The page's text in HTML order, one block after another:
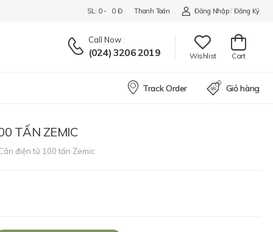
SL: 0 - 0 Đ Thanh Toán Đăng Nhập / Đăng Ký
Call Now:
(024) 3206 2019 Wishlist Cart
Track Order Giỏ hàng
TẤN ZEMIC
điện tử 100 tấn Zemic